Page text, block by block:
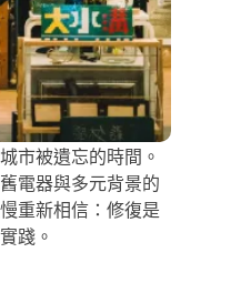
市被遺忘的時間。
電器與多元背景的
重新相信：修復是
踐。